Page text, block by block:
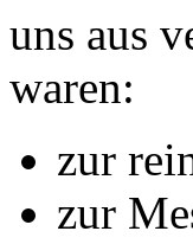
uns aus
waren:
zur
zur